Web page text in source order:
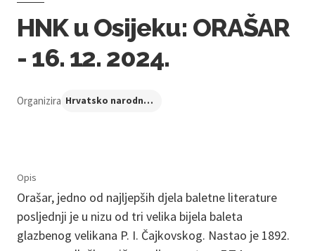
HNK u Osijeku: ORAŠAR
- 16. 12. 2024.
Organizira Hrvatsko narodno kazalište u Osijeku
Opis
Orašar, jedno od najljepših djela baletne literature
posljednji je u nizu od tri velika bijela baleta
glazbenog velikana P. I. Čajkovskog. Nastao je 1892.